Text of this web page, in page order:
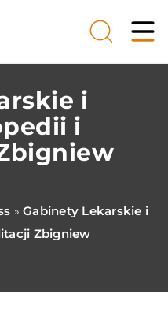
i
i
» Gabinety Lekarskie i
Zbigniew